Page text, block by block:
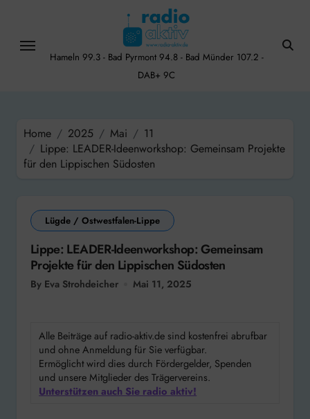
content
Hameln 99.3 - Bad Pyrmont 94.8 - Bad Münder 107.2 -
DAB+ 9C
Home 2025 Mai
11
Lippe: LEADER-Ideenworkshop: Gemeinsam Projekte
für den Lippischen Südosten
Lügde / Ostwestfalen-Lippe
Lippe: LEADER-Ideenworkshop: Gemeinsam
Projekte für den Lippischen Südosten
By Eva Strohdeicher Mai 11, 2025
Alle Beiträge auf radio-aktiv.de sind kostenfrei abrufbar
und ohne Anmeldung für Sie verfügbar.
Ermöglicht wird dies durch Fördergelder, Spenden
und unsere Mitglieder des Trägervereins.
Unterstützen auch Sie radio aktiv!